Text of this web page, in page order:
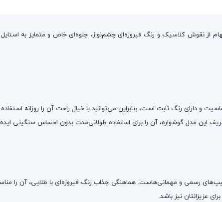
الهام از نقوش کلاسیک و رنگ فیروزه‌ای چشم‌نواز، جلوه‌ای خاص و متمایز
این مدل گوشواره، آن را برای استفاده طولانی‌مدت بدون احساس سنگینی
تیپ‌های رسمی و مهمانی‌هاست. هماهنگی جذاب رنگ فیروزه‌ای با طلایی، آن
عزیزانتان نیز باشد.